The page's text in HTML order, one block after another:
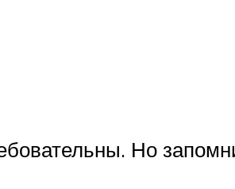
Но